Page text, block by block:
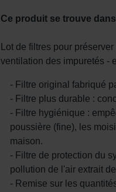
Ce produit se trouve
Lot de filtres pour
ventilation des impuretés -
- Filtre original fabriqué
- Filtre plus durable :
- Filtre hygiénique :
poussière (fine), les
maison.
- Filtre de protection du
pollution de l'air extrait
- Remise sur les